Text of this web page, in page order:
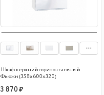
Шкаф верхний горизонтальный
Фьюжн (358х600х320)
3 870 ₽